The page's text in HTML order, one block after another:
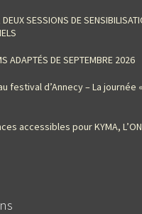
SESSIONS DE
ADAPTÉS DE SEPTEMBRE 2026
festival d’Annecy – La journée
accessibles pour KYMA,